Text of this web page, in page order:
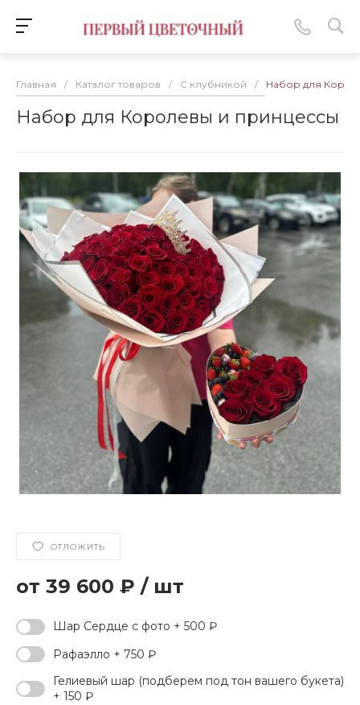
Главная / Каталог товаров / С клубникой / Набор для
Набор для Королевы и принцессы
ОТЛОЖИТЬ
39 600 ₽ / шт
Шар Сердце с фото + 500 ₽
Рафаэлло + 750 ₽
Гелиевый шар (подберем под тон вашего букета)
+ 150 ₽